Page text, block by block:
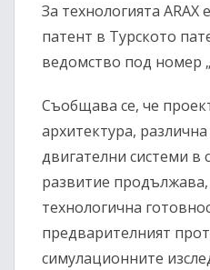
За технологията ARAX
патент в Турското
ведомство под номер
Съобщава се, че
архитектура,
двигателни системи в
развитие
технологична
предварителният
симулационните